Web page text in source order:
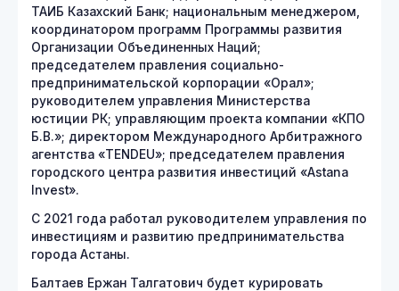
ТАИБ Казахский Банк; национальным менеджером,
координатором программ Программы развития
Организации Объединенных Наций;
председателем правления социально-
предпринимательской корпорации «Орал»;
руководителем управления Министерства
юстиции РК; управляющим проекта компании «КПО
Б.В.»; директором Международного Арбитражного
агентства «TENDEU»; председателем правления
городского центра развития инвестиций «Astana
Invest».
С 2021 года работал руководителем управления по
инвестициям и развитию предпринимательства
города Астаны.
Балтаев Ержан Талгатович будет курировать